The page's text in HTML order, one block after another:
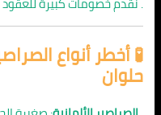
🧪 أخطر أنواع
حلوان